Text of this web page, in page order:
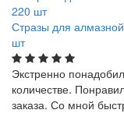
Стразы для
шт
Экстренно
количестве.
заказа. Со мной